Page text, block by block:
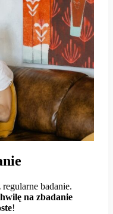
badanie.
na zbadanie
!